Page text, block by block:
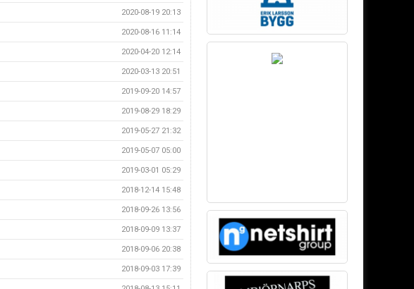
2020-08-19 20:13
2020-08-16 11:14
2020-04-20 12:14
2020-03-13 20:51
2019-09-20 14:57
2019-08-29 18:29
2019-05-27 21:32
2019-05-07 05:00
2019-03-01 05:29
2018-12-14 15:48
2018-09-26 13:56
2018-09-09 13:37
2018-09-06 20:38
2018-09-03 17:39